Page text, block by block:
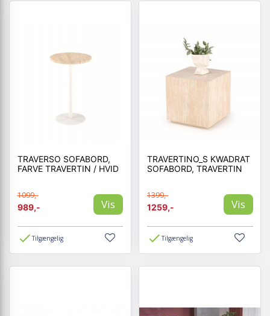
TRAVERSO SOFABORD,
FARVE TRAVERTIN / HVID
1099,-
989,-
Vis
Tilgængelig
TRAVERTINO_S KWADRAT
SOFABORD, TRAVERTIN
1399,-
1259,-
Vis
Tilgængelig